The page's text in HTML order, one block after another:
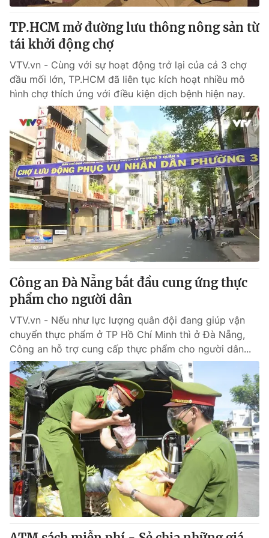
TP.HCM mở đường lưu thông nông sản từ
tái khởi động chợ
VTV.vn - Cùng với sự hoạt động trở lại của cả 3 chợ
đầu mối lớn, TP.HCM đã liên tục kích hoạt nhiều mô
hình chợ thích ứng với điều kiện dịch bệnh hiện nay.
Công an Đà Nẵng bắt đầu cung ứng thực
phẩm cho người dân
VTV.vn - Nếu như lực lượng quân đội đang giúp vận
chuyển thực phẩm ở TP Hồ Chí Minh thì ở Đà Nẵng,
Công an hỗ trợ cung cấp thực phẩm cho người dân...